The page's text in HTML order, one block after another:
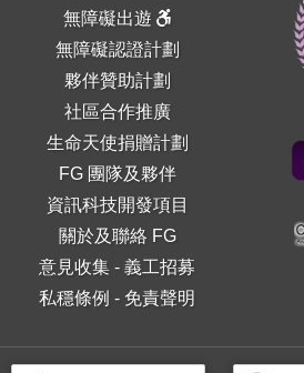
無障礙出遊
無障礙認證計劃
夥伴贊助計劃
社區合作推廣
生命天使捐贈計劃
FG 團隊及夥伴
資訊科技開發項目
關於及聯絡 FG
意見收集 -義工招募
私穩條例 - 免責聲明